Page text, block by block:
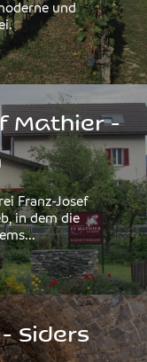
und
Mathier -
Franz-Josef
in dem die
Siders